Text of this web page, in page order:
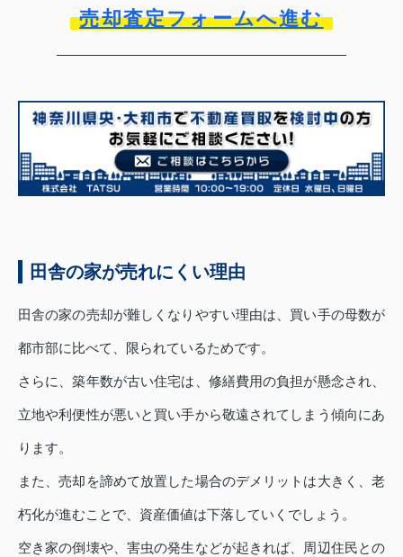
売却査定フォームへ進む
田舎の家が売れにくい理由
田舎の家の売却が難しくなりやすい理由は、買い手の母数が
都市部に比べて、限られているためです。
さらに、築年数が古い住宅は、修繕費用の負担が懸念され、
立地や利便性が悪いと買い手から敬遠されてしまう傾向にあ
ります。
また、売却を諦めて放置した場合のデメリットは大きく、老
朽化が進むことで、資産価値は下落していくでしょう。
空き家の倒壊や、害虫の発生などが起きれば、周辺住民との